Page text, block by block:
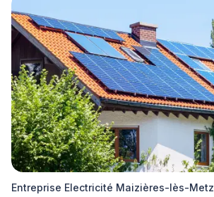
Entreprise Electricité Maizières-lès-Metz